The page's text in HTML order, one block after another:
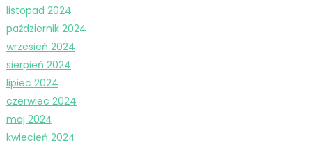
listopad 2024
październik 2024
wrzesień 2024
sierpień 2024
lipiec 2024
czerwiec 2024
maj 2024
kwiecień 2024